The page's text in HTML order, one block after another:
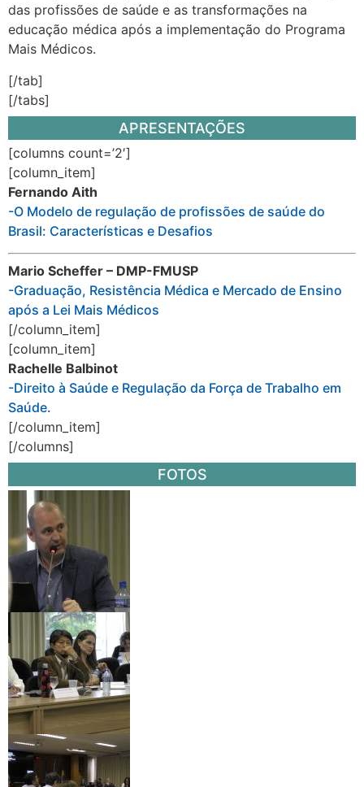
das profissões de saúde e as transformações na
educação médica após a implementação do Programa
Mais Médicos.
[/tab]
[/tabs]
APRESENTAÇÕES
[columns count=’2′]
[column_item]
Fernando Aith
-O Modelo de regulação de profissões de saúde do
Brasil: Características e Desafios
Mario Scheffer – DMP-FMUSP
-Graduação, Resistência Médica e Mercado de Ensino
após a Lei Mais Médicos
[/column_item]
[column_item]
Rachelle Balbinot
-Direito à Saúde e Regulação da Força de Trabalho em
Saúde.
[/column_item]
[/columns]
FOTOS